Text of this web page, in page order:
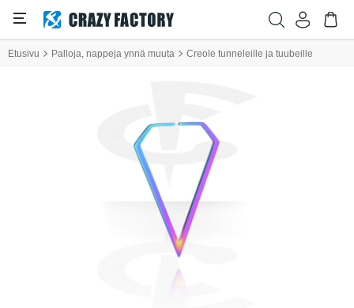
Etusivu Palloja, nappeja ynnä muuta Creole tunneleille ja tuubeille